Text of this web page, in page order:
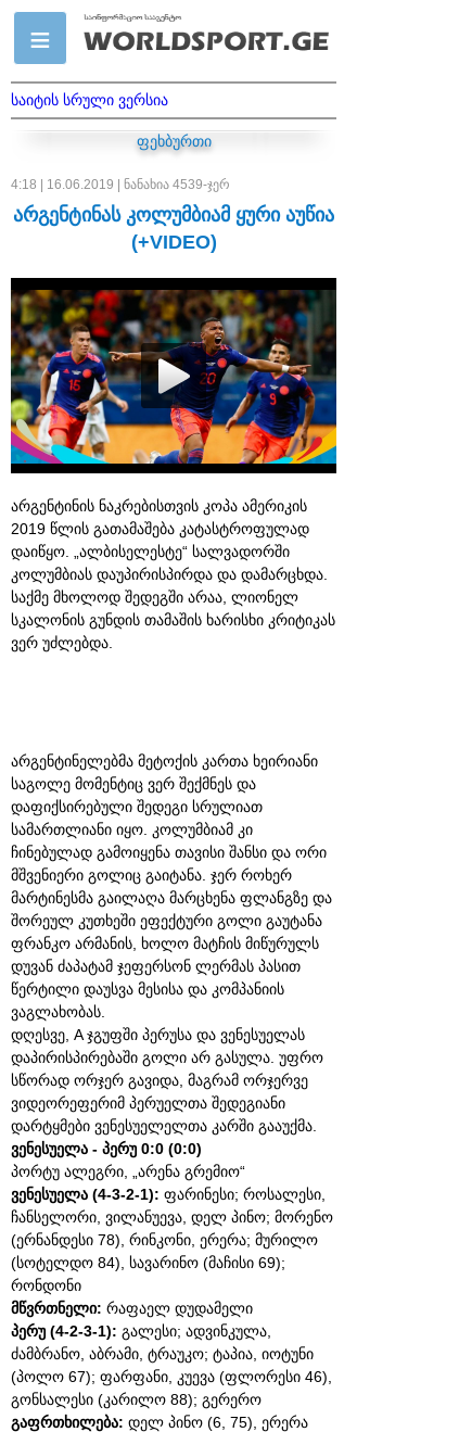
საიტის სრული ვერსია
ფეხბურთი
4:18 | 16.06.2019 | ნანახია 4539-ჯერ
არგენტინას კოლუმბიამ ყური აუწია
(+VIDEO)
არგენტინის ნაკრებისთვის კოპა ამერიკის
2019 წლის გათამაშება კატასტროფულად
დაიწყო. „ალბისელესტე“ სალვადორში
კოლუმბიას დაუპირისპირდა და დამარცხდა.
საქმე მხოლოდ შედეგში არაა, ლიონელ
სკალონის გუნდის თამაშის ხარისხი კრიტიკას
ვერ უძლებდა.
არგენტინელებმა მეტოქის კართა ხეირიანი
საგოლე მომენტიც ვერ შექმნეს და
დაფიქსირებული შედეგი სრულიათ
სამართლიანი იყო. კოლუმბიამ კი
ჩინებულად გამოიყენა თავისი შანსი და ორი
მშვენიერი გოლიც გაიტანა. ჯერ როხერ
მარტინესმა გაილაღა მარცხენა ფლანგზე და
შორეულ კუთხეში ეფექტური გოლი გაუტანა
ფრანკო არმანის, ხოლო მატჩის მიწურულს
დუვან ძაპატამ ჯეფერსონ ლერმას პასით
წერტილი დაუსვა მესისა და კომპანიის
ვაგლახობას.
დღესვე, A ჯგუფში პერუსა და ვენესუელას
დაპირისპირებაში გოლი არ გასულა. უფრო
სწორად ორჯერ გავიდა, მაგრამ ორჯერვე
ვიდეორეფერიმ პერუელთა შედეგიანი
დარტყმები ვენესუელელთა კარში გააუქმა.
ვენესუელა - პერუ 0:0 (0:0)
პორტუ ალეგრი, „არენა გრემიო“
ვენესუელა (4-3-2-1): ფარინესი; როსალესი,
ჩანსელორი, ვილანუევა, დელ პინო; მორენო
(ერნანდესი 78), რინკონი, ერერა; მურილო
(სოტელდო 84), სავარინო (მაჩისი 69);
რონდონი
მწვრთნელი: რაფაელ დუდამელი
პერუ (4-2-3-1): გალესი; ადვინკულა,
ძამბრანო, აბრამი, ტრაუკო; ტაპია, იოტუნი
(პოლო 67); ფარფანი, კუევა (ფლორესი 46),
გონსალესი (კარილო 88); გერერო
გაფრთხილება: დელ პინო (6, 75), ერერა